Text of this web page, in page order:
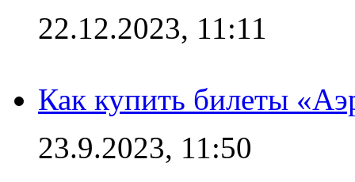
22.12.2023, 11:11
Как купить билеты
23.9.2023, 11:50